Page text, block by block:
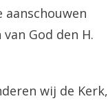
God den H.
wij de Kerk,